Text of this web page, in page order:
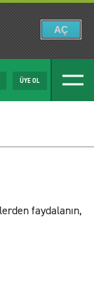
ÜYE OL
faydalanın,
AÇ